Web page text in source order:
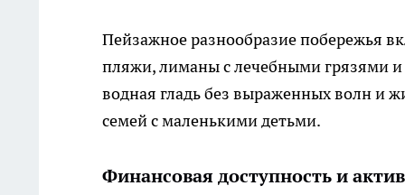
Пейзажное разнообразие побережья
пляжи, лиманы с лечебными грязями
водная гладь без выраженных волн и
семей с маленькими детьми.
Финансовая доступность и